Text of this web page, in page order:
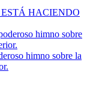
HACIENDO
himno sobre la